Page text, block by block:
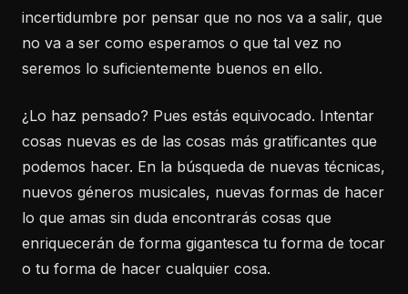
incertidumbre por pensar que no nos va a salir, que
no va a ser como esperamos o que tal vez no
seremos lo suficientemente buenos en ello.
¿Lo haz pensado? Pues estás equivocado. Intentar
cosas nuevas es de las cosas más gratificantes que
podemos hacer. En la búsqueda de nuevas técnicas,
nuevos géneros musicales, nuevas formas de hacer
lo que amas sin duda encontrarás cosas que
enriquecerán de forma gigantesca tu forma de tocar
o tu forma de hacer cualquier cosa.